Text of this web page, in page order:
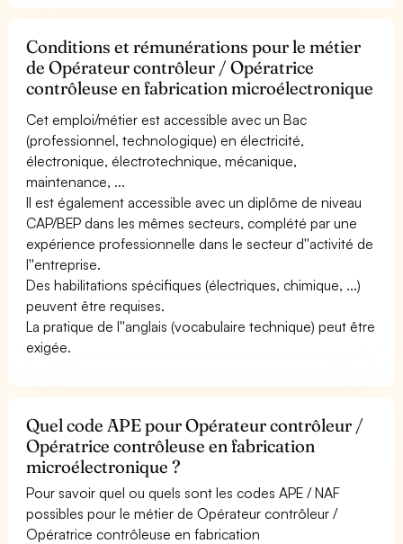
Conditions et rémunérations pour le métier
de Opérateur contrôleur / Opératrice
contrôleuse en fabrication microélectronique
Cet emploi/métier est accessible avec un Bac
(professionnel, technologique) en électricité,
électronique, électrotechnique, mécanique,
maintenance, ...
Il est également accessible avec un diplôme de niveau
CAP/BEP dans les mêmes secteurs, complété par une
expérience professionnelle dans le secteur d''activité de
l''entreprise.
Des habilitations spécifiques (électriques, chimique, ...)
peuvent être requises.
La pratique de l''anglais (vocabulaire technique) peut être
exigée.
Quel code APE pour Opérateur contrôleur /
Opératrice contrôleuse en fabrication
microélectronique ?
Pour savoir quel ou quels sont les codes APE / NAF
possibles pour le métier de Opérateur contrôleur /
Opératrice contrôleuse en fabrication